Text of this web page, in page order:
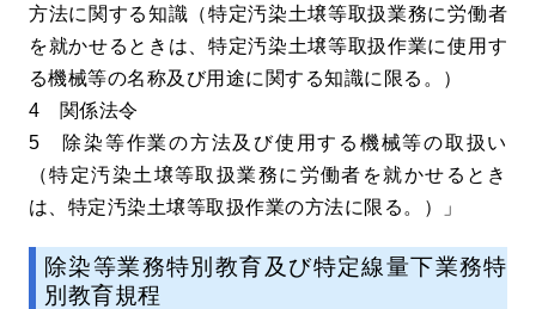
方法に関する知識（特定汚染土壌等取扱業務に労働者
を就かせるときは、特定汚染土壌等取扱作業に使用す
る機械等の名称及び用途に関する知識に限る。）
4 関係法令
5 除染等作業の方法及び使用する機械等の取扱い
（特定汚染土壌等取扱業務に労働者を就かせるとき
は、特定汚染土壌等取扱作業の方法に限る。）」
除染等業務特別教育及び特定線量下業務特
別教育規程